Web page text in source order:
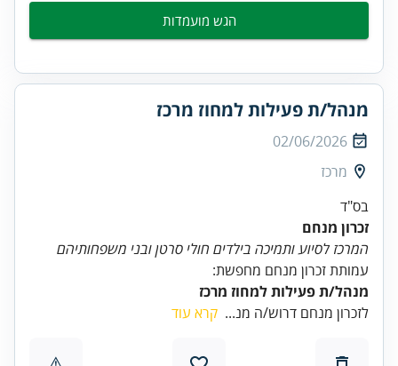
הגש מועמדות
מנהל/ת פעילות למחוז מרכז
02/06/2026
מרכז
בס"ד
זכרון מנחם
המרכז לסיוע ותמיכה בילדים חולי סרטן ובני משפחותיהם
עמותת זכרון מנחם מחפשת:
מנהל/ת פעילות למחוז מרכז
לזכרון מנחם דרוש/ה מנ... קרא עוד